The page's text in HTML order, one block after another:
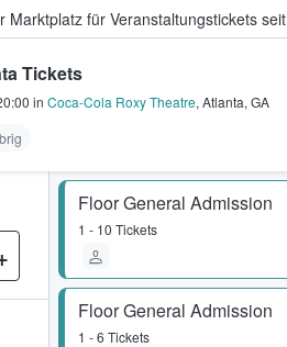
Marktplatz für Veranstaltungstickets
Fans Tickets kaufen &
Tickets
in Coca-Cola Roxy Theatre, Atlanta, GA
Floor General Admission
1 - 10 Tickets
Floor General Admission
1 - 6 Tickets